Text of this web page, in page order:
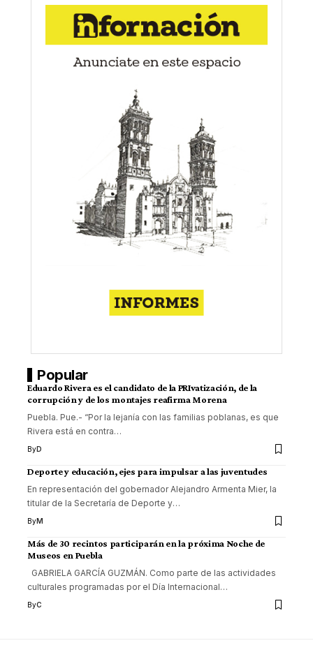
Popular
Eduardo Rivera es el candidato de la PRIvatización, de la
corrupción y de los montajes reafirma Morena
Puebla. Pue.- “Por la lejanía con las familias poblanas, es que
Rivera está en contra…
ByD
Deporte y educación, ejes para impulsar a las juventudes
En representación del gobernador Alejandro Armenta Mier, la
titular de la Secretaría de Deporte y…
ByM
Más de 30 recintos participarán en la próxima Noche de
Museos en Puebla
GABRIELA GARCÍA GUZMÁN. Como parte de las actividades
culturales programadas por el Día Internacional…
ByC